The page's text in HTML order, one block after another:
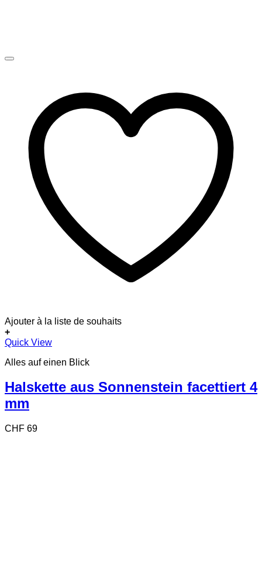
Ajouter à la liste de souhaits
+
Quick View
Alles auf einen Blick
Halskette aus Sonnenstein facettiert 4
mm
CHF 69